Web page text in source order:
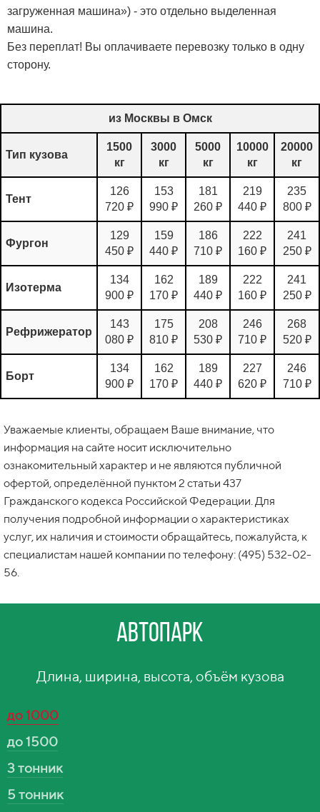
загруженная машина») - это отдельно выделенная
машина.
Без переплат! Вы оплачиваете перевозку только в одну
сторону.
из Москвы в Омск
Тип кузова
1500
кг
3000
кг
5000
кг
10000
кг
20000
кг
Тент
126
720 ₽
153
990 ₽
181
260 ₽
219
440 ₽
235
800 ₽
Фургон
129
450 ₽
159
440 ₽
186
710 ₽
222
160 ₽
241
250 ₽
Изотерма
134
900 ₽
162
170 ₽
189
440 ₽
222
160 ₽
241
250 ₽
Рефрижератор
143
080 ₽
175
810 ₽
208
530 ₽
246
710 ₽
268
520 ₽
Борт
134
900 ₽
162
170 ₽
189
440 ₽
227
620 ₽
246
710 ₽
Уважаемые клиенты, обращаем Ваше внимание, что
информация на сайте носит исключительно
ознакомительный характер и не являются публичной
офертой, определённой пунктом 2 статьи 437
Гражданского кодекса Российской Федерации. Для
получения подробной информации о характеристиках
услуг, их наличия и стоимости обращайтесь, пожалуйста, к
специалистам нашей компании по телефону: (495) 532-02-
56.
Автопарк
Длина, ширина, высота, объём кузова
до 1000
до 1500
3 тонник
5 тонник